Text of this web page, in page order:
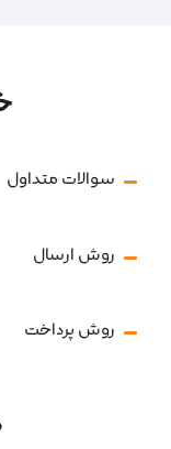
سوالات متداول
روش ارسال
روش پرداخت